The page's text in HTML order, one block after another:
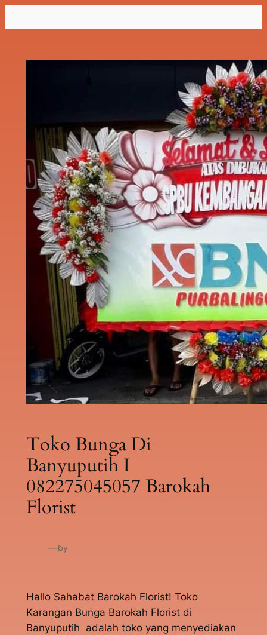
ke
Toko Bunga Di
Banyuputih I
082275045057 Barokah
Florist
—by
Hallo Sahabat Barokah Florist! Toko
Karangan Bunga Barokah Florist di
Banyuputih adalah toko yang menyediakan